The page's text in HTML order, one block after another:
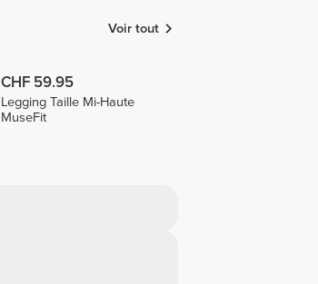
Voir tout
CHF 59.95
Legging Taille Mi-Haute
MuseFit